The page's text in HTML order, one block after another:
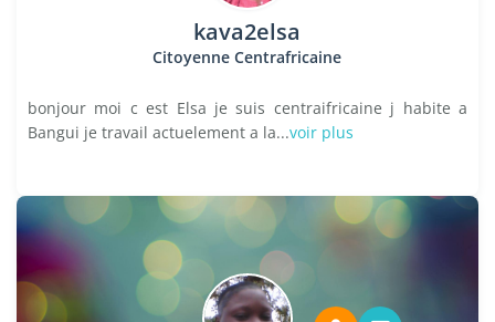
kava2elsa
Citoyenne Centrafricaine
bonjour moi c est Elsa je suis centraifricaine j habite a
Bangui je travail actuelement a la...voir plus